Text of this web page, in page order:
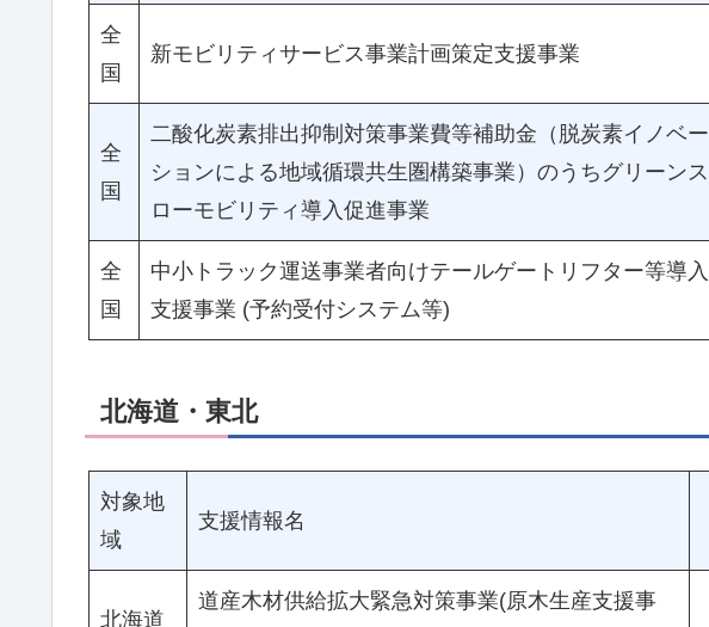
全
国
新モビリティサービス事業計画策定支援事業
全
国
二酸化炭素排出抑制対策事業費等補助金（脱炭素イノベー
ションによる地域循環共生圏構築事業）のうちグリーンス
ローモビリティ導入促進事業
全
国
中小トラック運送事業者向けテールゲートリフター等導入
支援事業 (予約受付システム等)
北海道・東北
対象地
域
支援情報名
北海道
道産木材供給拡大緊急対策事業(原木生産支援事